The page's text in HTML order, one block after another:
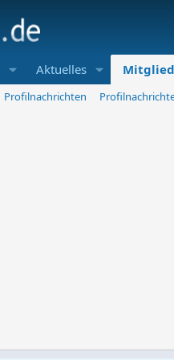
Aktuelles
Profilnachrichten